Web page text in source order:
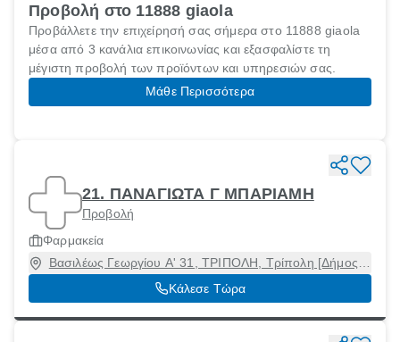
Προβολή στο 11888 giaola
Προβάλλετε την επιχείρησή σας σήμερα στο 11888 giaola
μέσα από 3 κανάλια επικοινωνίας και εξασφαλίστε τη
μέγιστη προβολή των προϊόντων και υπηρεσιών σας.
Μάθε Περισσότερα
21. ΠΑΝΑΓΙΩΤΑ Γ ΜΠΑΡΙΑΜΗ
Προβολή
Φαρμακεία
Βασιλέως Γεωργίου Α' 31, ΤΡΙΠΟΛΗ, Τρίπολη [Δήμος],
Αρκαδία, 22132
Κάλεσε Τώρα